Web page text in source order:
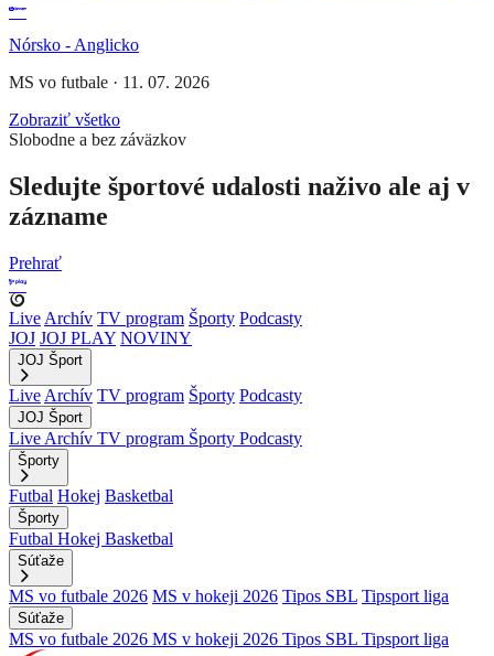
Nórsko - Anglicko
MS vo futbale · 11. 07. 2026
Zobraziť všetko
Slobodne a bez záväzkov
Sledujte športové udalosti naživo ale aj v
zázname
Prehrať
Live Archív TV program Športy Podcasty
JOJ JOJ PLAY NOVINY
JOJ Šport
Live Archív TV program Športy Podcasty
JOJ Šport
Live Archív TV program Športy Podcasty
Športy
Futbal Hokej Basketbal
Športy
Futbal Hokej Basketbal
Súťaže
MS vo futbale 2026 MS v hokeji 2026 Tipos SBL Tipsport liga
Súťaže
MS vo futbale 2026 MS v hokeji 2026 Tipos SBL Tipsport liga